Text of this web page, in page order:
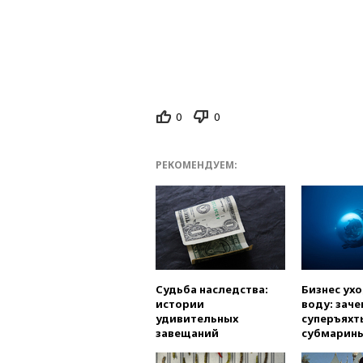
0 0
РЕКОМЕНДУЕМ:
Судьба наследства:
истории
удивительных
завещаний
Бизнес
воду: